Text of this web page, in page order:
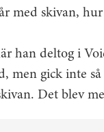
med skivan,
han deltog i
men gick inte
Det blev